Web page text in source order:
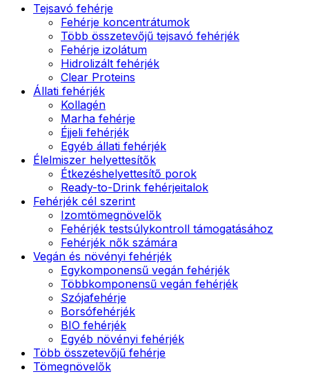
Tejsavó fehérje
Fehérje koncentrátumok
Több összetevőjű tejsavó fehérjék
Fehérje izolátum
Hidrolizált fehérjék
Clear Proteins
Állati fehérjék
Kollagén
Marha fehérje
Éjjeli fehérjék
Egyéb állati fehérjék
Élelmiszer helyettesítők
Étkezéshelyettesítő porok
Ready-to-Drink fehérjeitalok
Fehérjék cél szerint
Izomtömegnövelők
Fehérjék testsúlykontroll támogatásához
Fehérjék nők számára
Vegán és növényi fehérjék
Egykomponensű vegán fehérjék
Többkomponensű vegán fehérjék
Szójafehérje
Borsófehérjék
BIO fehérjék
Egyéb növényi fehérjék
Több összetevőjű fehérje
Tömegnövelők